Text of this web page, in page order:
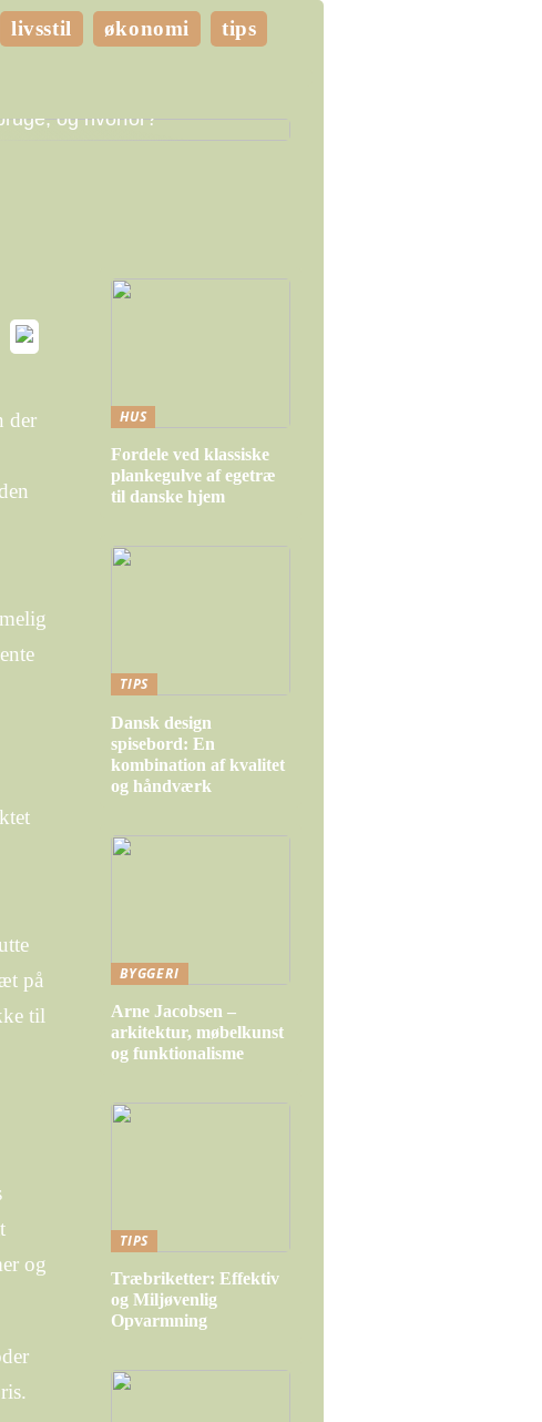
livsstil økonomi tips
og hvorfor?
der
på
til
og
HUS
Fordele ved klassiske
plankegulve af egetræ
til danske hjem
TIPS
Dansk design
spisebord: En
kombination af kvalitet
og håndværk
BYGGERI
Arne Jacobsen –
arkitektur, møbelkunst
og funktionalisme
TIPS
Træbriketter: Effektiv
og Miljøvenlig
Opvarmning